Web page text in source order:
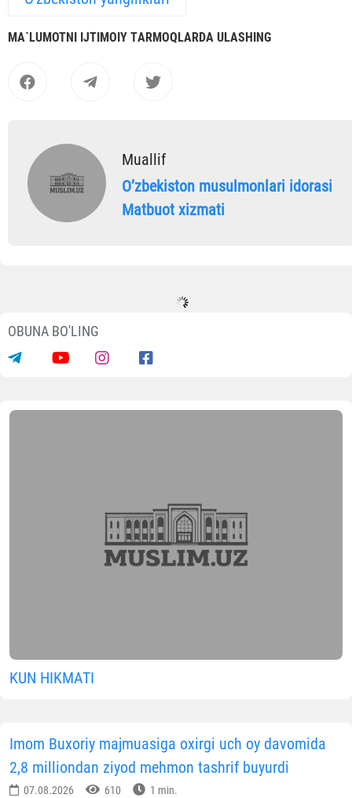
MА`LUMOTNI IJTIMOIY TАRMOQLАRDА ULАSHING
Muallif
Oʼzbekiston musulmonlari idorasi
Matbuot xizmati
OBUNA BO'LING
KUN HIKMATI
Imom Buxoriy majmuasiga oxirgi uch oy davomida
2,8 milliondan ziyod mehmon tashrif buyurdi
07.08.2026 610 1 min.